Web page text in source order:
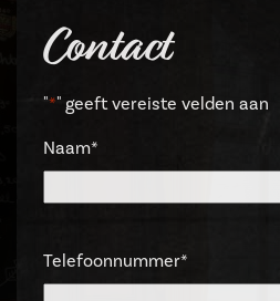
Contact
"*" geeft vereiste velden aan
Naam*
Telefoonnummer*